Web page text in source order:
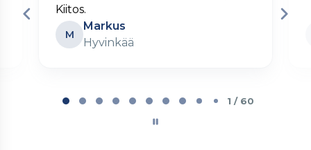
Kiitos.
M
Markus
Hyvinkää
1 / 60